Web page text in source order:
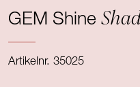
GEM Shine
Artikelnr. 35025